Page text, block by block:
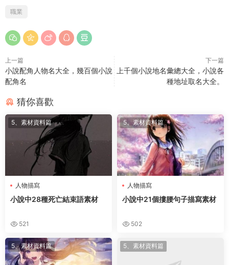
職業
上一篇
小說配角人物名大全，幾百個小說
配角名
下一篇
上千個小說地名彙總大全，小說各
種地址取名大全。
猜你喜歡
5、素材資料篇
人物描寫
小說中28種死亡結束語素材
521
5、素材資料篇
人物描寫
小說中21個摟腰句子描寫素材
502
5、素材資料篇 5、素材資料篇